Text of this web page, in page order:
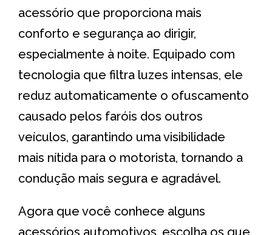
acessório que proporciona mais
conforto e segurança ao dirigir,
especialmente à noite. Equipado com
tecnologia que filtra luzes intensas, ele
reduz automaticamente o ofuscamento
causado pelos faróis dos outros
veículos, garantindo uma visibilidade
mais nítida para o motorista, tornando a
condução mais segura e agradável.
Agora que você conhece alguns
acessórios automotivos, escolha os que